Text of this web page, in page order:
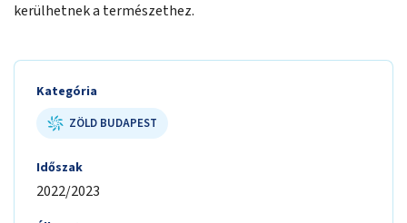
kerülhetnek a természethez.
Kategória
ZÖLD BUDAPEST
Időszak
2022/2023